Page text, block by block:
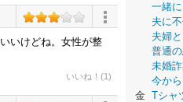
いけどね。女性が整
いいね！(1)
一緒
夫に
夫婦
普通
未婚
今か
金 Tシャ